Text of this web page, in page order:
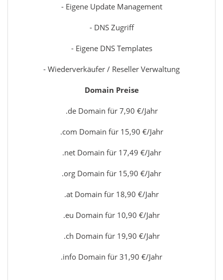
- Eigene Update Management
- DNS Zugriff
- Eigene DNS Templates
- Wiederverkäufer / Reseller Verwaltung
Domain Preise
.de Domain für 7,90 €/Jahr
.com Domain für 15,90 €/Jahr
.net Domain für 17,49 €/Jahr
.org Domain für 15,90 €/Jahr
.at Domain für 18,90 €/Jahr
.eu Domain für 10,90 €/Jahr
.ch Domain für 19,90 €/Jahr
.info Domain für 31,90 €/Jahr